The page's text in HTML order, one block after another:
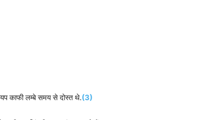
काफी लम्बे समय से दोस्त थे.(3)